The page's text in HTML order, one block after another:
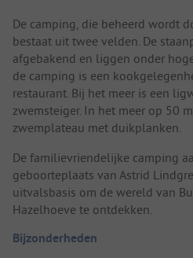
De camping, die beheerd wordt
bestaat uit twee velden. De
afgebakend en liggen onder
de camping is een
restaurant. Bij het meer is een
zwemsteiger. In het meer op 50
zwemplateau met duikplanken.
De familievriendelijke camping
geboorteplaats van Astrid
uitvalsbasis om de wereld van
Hazelhoeve te ontdekken.
Bijzonderheden